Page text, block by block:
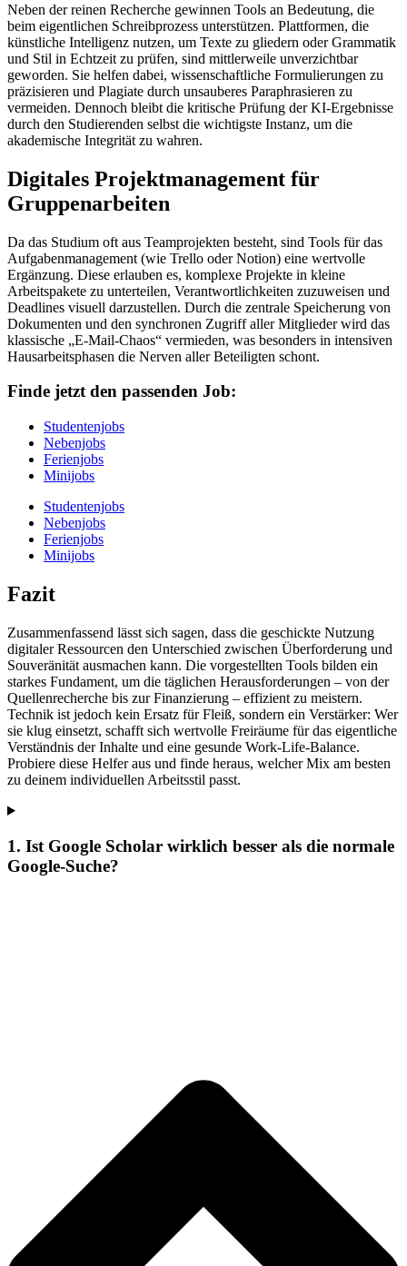
Neben der reinen Recherche gewinnen Tools an Bedeutung, die
beim eigentlichen Schreibprozess unterstützen. Plattformen, die
künstliche Intelligenz nutzen, um Texte zu gliedern oder Grammatik
und Stil in Echtzeit zu prüfen, sind mittlerweile unverzichtbar
geworden. Sie helfen dabei, wissenschaftliche Formulierungen zu
präzisieren und Plagiate durch unsauberes Paraphrasieren zu
vermeiden. Dennoch bleibt die kritische Prüfung der KI-Ergebnisse
durch den Studierenden selbst die wichtigste Instanz, um die
akademische Integrität zu wahren.
Digitales Projektmanagement für
Gruppenarbeiten
Da das Studium oft aus Teamprojekten besteht, sind Tools für das
Aufgabenmanagement (wie Trello oder Notion) eine wertvolle
Ergänzung. Diese erlauben es, komplexe Projekte in kleine
Arbeitspakete zu unterteilen, Verantwortlichkeiten zuzuweisen und
Deadlines visuell darzustellen. Durch die zentrale Speicherung von
Dokumenten und den synchronen Zugriff aller Mitglieder wird das
klassische „E-Mail-Chaos“ vermieden, was besonders in intensiven
Hausarbeitsphasen die Nerven aller Beteiligten schont.
Finde jetzt den passenden Job:
Studentenjobs
Nebenjobs
Ferienjobs
Minijobs
Studentenjobs
Nebenjobs
Ferienjobs
Minijobs
Fazit
Zusammenfassend lässt sich sagen, dass die geschickte Nutzung
digitaler Ressourcen den Unterschied zwischen Überforderung und
Souveränität ausmachen kann. Die vorgestellten Tools bilden ein
starkes Fundament, um die täglichen Herausforderungen – von der
Quellenrecherche bis zur Finanzierung – effizient zu meistern.
Technik ist jedoch kein Ersatz für Fleiß, sondern ein Verstärker: Wer
sie klug einsetzt, schafft sich wertvolle Freiräume für das eigentliche
Verständnis der Inhalte und eine gesunde Work-Life-Balance.
Probiere diese Helfer aus und finde heraus, welcher Mix am besten
zu deinem individuellen Arbeitsstil passt.
1. Ist Google Scholar wirklich besser als die normale
Google-Suche?